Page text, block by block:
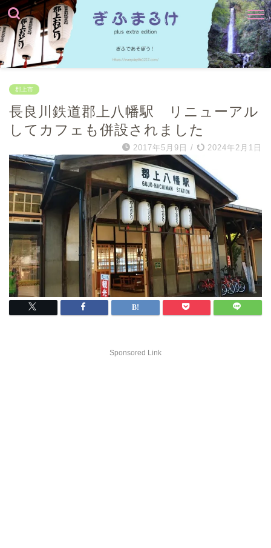
郡上市
長良川鉄道郡上八幡駅 リニューアル
してカフェも併設されました
2017年5月9日 / 2024年2月1日
Sponsored Link